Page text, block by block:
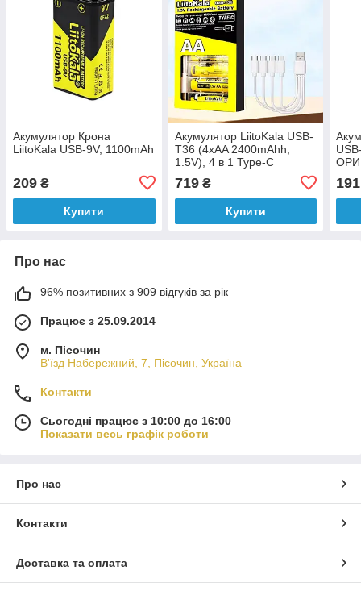
Акумулятор Крона
LiitoKala USB-9V, 1100mAh
209 ₴
Купити
Акумулятор LiitoKala USB-
T36 (4xAA 2400mAhh,
1.5V), 4 в 1 Type-C
719₴
Купити
191
Про нас
96% позитивних з 909 відгуків за рік
Працює з 25.09.2014
м. Пісочин
В'їзд Набережний, 7, Пісочин, Україна
Контакти
Сьогодні працює з 10:00 до 16:00
Показати весь графік роботи
Про нас
Контакти
Доставка та оплата